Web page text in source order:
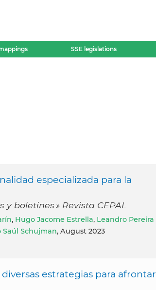
SSE legislations
especializada para la
boletines » Revista CEPAL
, Hugo Jacome Estrella, Leandro Pereira
Saúl Schujman, August 2023
estrategias para afrontar